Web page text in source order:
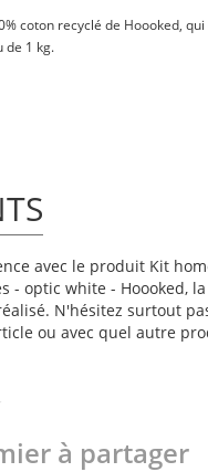
coton recyclé de Hoooked,
de 1 kg.
avec le produit Kit
- optic white - Hoooked,
N'hésitez surtout
ou avec quel autre
à partager